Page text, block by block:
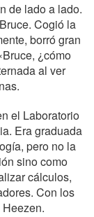
de lado a lado.
Cogió la
borró gran
¿cómo
al ver
el Laboratorio
Era graduada
pero no la
sino como
cálculos,
Con los